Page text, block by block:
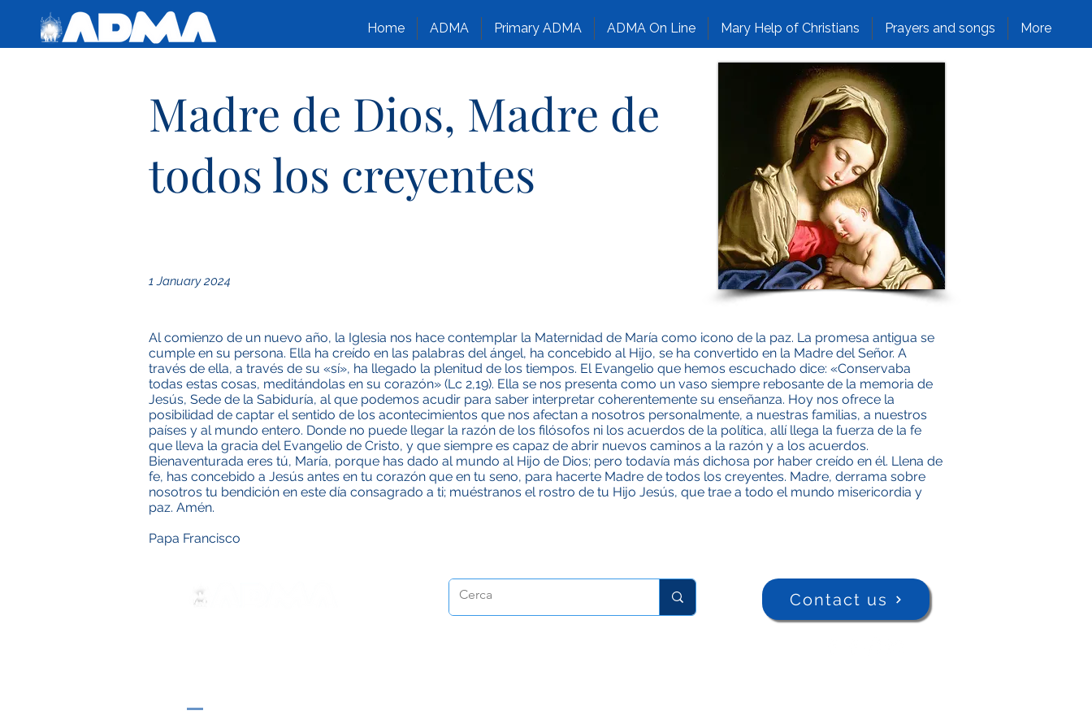
Home ADMA Primary ADMA ADMA On Line Mary Help of Christians Prayers and songs More
Madre de Dios, Madre de
todos los creyentes
1 January 2024
Al comienzo de un nuevo año, la Iglesia nos hace contemplar la Maternidad de María como icono de la paz. La promesa antigua se
cumple en su persona. Ella ha creído en las palabras del ángel, ha concebido al Hijo, se ha convertido en la Madre del Señor. A
través de ella, a través de su «sí», ha llegado la plenitud de los tiempos. El Evangelio que hemos escuchado dice: «Conservaba
todas estas cosas, meditándolas en su corazón» (Lc 2,19). Ella se nos presenta como un vaso siempre rebosante de la memoria de
Jesús, Sede de la Sabiduría, al que podemos acudir para saber interpretar coherentemente su enseñanza. Hoy nos ofrece la
posibilidad de captar el sentido de los acontecimientos que nos afectan a nosotros personalmente, a nuestras familias, a nuestros
países y al mundo entero. Donde no puede llegar la razón de los filósofos ni los acuerdos de la política, allí llega la fuerza de la fe
que lleva la gracia del Evangelio de Cristo, y que siempre es capaz de abrir nuevos caminos a la razón y a los acuerdos.
Bienaventurada eres tú, María, porque has dado al mundo al Hijo de Dios; pero todavía más dichosa por haber creído en él. Llena de
fe, has concebido a Jesús antes en tu corazón que en tu seno, para hacerte Madre de todos los creyentes. Madre, derrama sobre
nosotros tu bendición en este día consagrado a ti; muéstranos el rostro de tu Hijo Jesús, que trae a todo el mundo misericordia y
paz. Amén.
Papa Francisco
Contact us